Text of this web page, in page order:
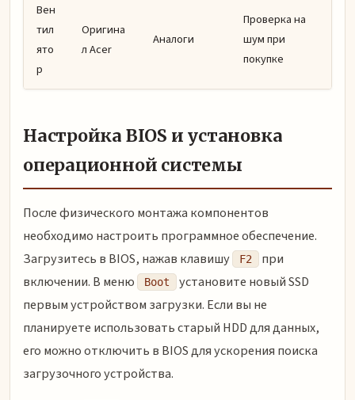
Вен
тил
ято
р
Оригина
л Acer
Аналоги
Проверка на
шум при
покупке
Настройка BIOS и установка
операционной системы
После физического монтажа компонентов
необходимо настроить программное обеспечение.
Загрузитесь в BIOS, нажав клавишу
F2
при
включении. В меню
Boot
установите новый SSD
первым устройством загрузки. Если вы не
планируете использовать старый HDD для данных,
его можно отключить в BIOS для ускорения поиска
загрузочного устройства.